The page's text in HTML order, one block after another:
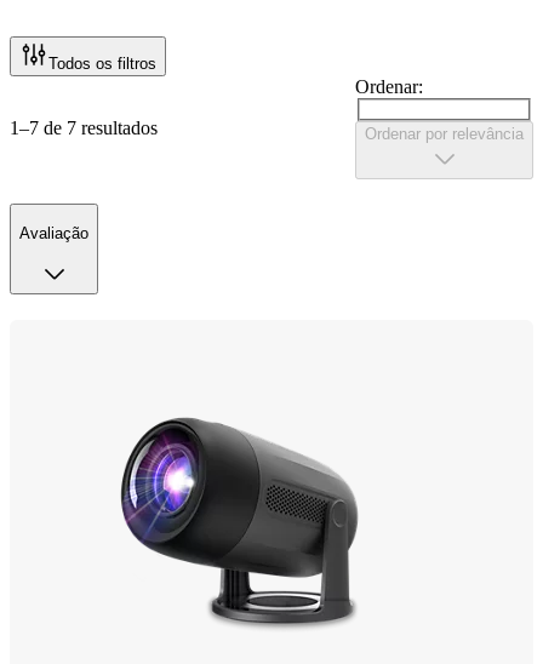
Todos os filtros
1–7 de 7 resultados
Ordenar:
Ordenar por relevância
Avaliação